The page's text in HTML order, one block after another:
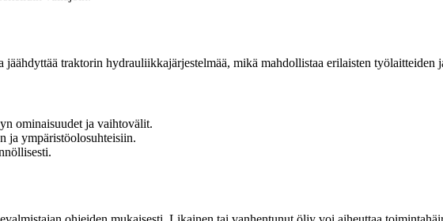
traktorin hydrauliikkajärjestelmää, mikä mahdollistaa erilaisten työlaitteiden
ominaisuudet ja vaihtovälit.
ja ympäristöolosuhteisiin.